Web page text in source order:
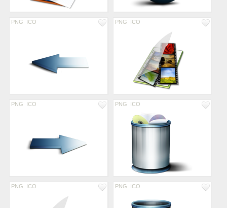
PNG ICO PNG ICO
PNG ICO PNG ICO
PNG ICO PNG ICO